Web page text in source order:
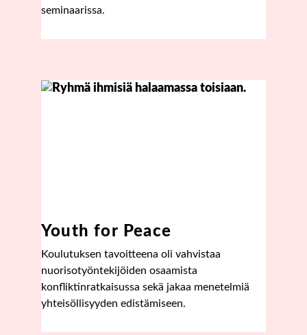
seminaarissa.
Youth for Peace
Koulutuksen tavoitteena oli vahvistaa
nuorisotyöntekijöiden osaamista
konfliktinratkaisussa sekä jakaa menetelmiä
yhteisöllisyyden edistämiseen.